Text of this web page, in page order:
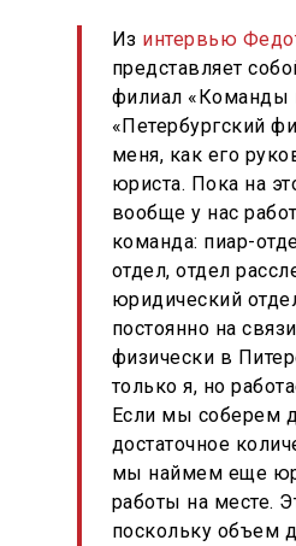
Из интервью
представляет
филиал «Команды
«Петербургский
меня, как его
юриста. Пока на
вообще у нас
команда: пиар-
отдел, отдел
юридический
постоянно на
физически в
только я, но
Если мы соберем
достаточное
мы наймем еще
работы на месте.
поскольку объем